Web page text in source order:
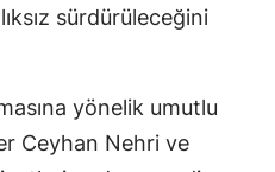
sürdürüleceğini
yönelik umutlu
Ceyhan Nehri ve